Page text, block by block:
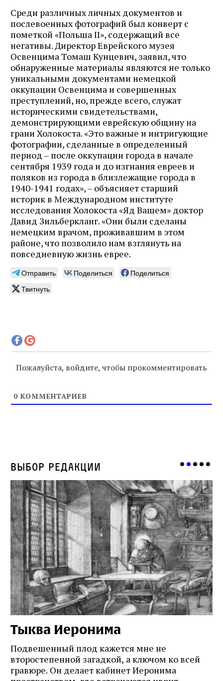
Среди различных личных документов и
послевоенных фотографий был конверт с
пометкой «Польша II», содержащий все
негативы. Директор Еврейского музея
Освенцима Томаш Кунцевич, заявил, что
обнаруженные материалы являются не только
уникальными документами немецкой
оккупации Освенцима и совершенных
преступлений, но, прежде всего, служат
историческими свидетельствами,
демонстрирующими еврейскую общину на
грани Холокоста. «Это важные и интригующие
фотографии, сделанные в определенный
период – после оккупации города в начале
сентября 1939 года и до изгнания евреев и
поляков из города в близлежащие города в
1940-1941 годах», – объясняет старший
историк в Международном институте
исследования Холокоста «Яд Вашем» доктор
Давид Зильберкланг. «Они были сделаны
немецким врачом, проживавшим в этом
районе, что позволило нам взглянуть на
повседневную жизнь еврее.
Отправить Поделиться
Поделиться
Твитнуть
Пожалуйста, войдите, чтобы прокомментировать
0 КОММЕНТАРИЕВ
Выбор редакции
Тыква Иеронима
Подвешенный плод кажется мне не
второстепенной загадкой, а ключом ко всей
гравюре. Он делает кабинет Иеронима